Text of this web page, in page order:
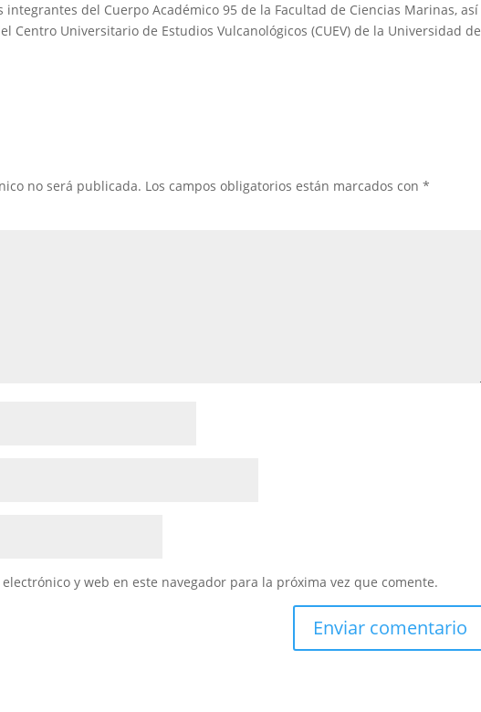
del Cuerpo Académico 95 de la Facultad de Ciencias Marinas, así
Centro Universitario de Estudios Vulcanológicos (CUEV) de la Universidad de
no será publicada. Los campos obligatorios están marcados con*
y web en este navegador para la próxima vez que comente.